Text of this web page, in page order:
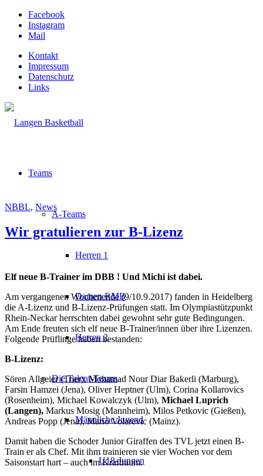
Facebook
Instagram
Mail
Kontakt
Impressum
Datenschutz
Links
Teams
A-Teams
Herren 1
Damen RMB
Herren 2
Die Talent-Teams
Männliche Jugend
U18-Jungen
NBBL, News
Wir gratulieren zur B-Lizenz
Elf neue B-Trainer im DBB ! Und Michi ist dabei.
Am vergangenen Wochenende (9/10.9.2017) fanden in Heidelberg
die A-Lizenz und B-Lizenz-Prüfungen statt. Im Olympiastützpunkt
Rhein-Neckar herrschten dabei gewohnt sehr gute Bedingungen.
Am Ende freuten sich elf neue B-Trainer/innen über ihre Lizenzen.
Folgende Prüflinge haben bestanden:
B-Lizenz:
Sören Allgeier (Trier), Mohamad Nour Diar Bakerli (Marburg),
Farsin Hamzei (Jena), Oliver Heptner (Ulm), Corina Kollarovics
(Rosenheim), Michael Kowalczyk (Ulm), Michael Luprich
(Langen), Markus Mosig (Mannheim), Milos Petkovic (Gießen),
Andreas Popp (Jena), Mario Volarevic (Mainz).
Damit haben die Schoder Junior Giraffen des TVL jetzt einen B-
Train er als Chef. Mit ihm trainieren sie vier Wochen vor dem
Saisonstart hart – auch im Kraftraum.